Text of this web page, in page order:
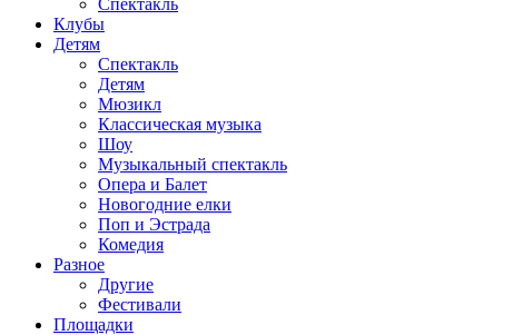
Спектакль
Клубы
Детям
Спектакль
Детям
Мюзикл
Классическая музыка
Шоу
Музыкальный спектакль
Опера и Балет
Новогодние елки
Поп и Эстрада
Комедия
Разное
Другие
Фестивали
Площадки